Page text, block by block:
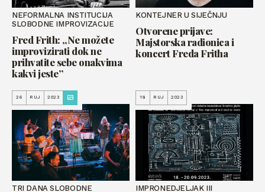
NEFORMALNA INSTITUCIJA
SLOBODNE IMPROVIZACIJE
Fred Frith: „Ne možete
improvizirati dok ne
prihvatite sebe onakvima
kakvi jeste”
KONTEJNER U SIJEČNJU
Otvorene prijave:
Majstorska radionica i
koncert Freda Fritha
26 RUJ 2023
TRI DANA SLOBODNE
18 RUJ 2023
IMPRONEDJELJAK III